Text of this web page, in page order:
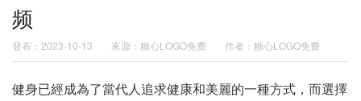
频
發布：2023-10-13 來源：糖心LOGO免费 作者：糖心LOGO免费
健身已經成為了當代人追求健康和美麗的一種方式，而選擇